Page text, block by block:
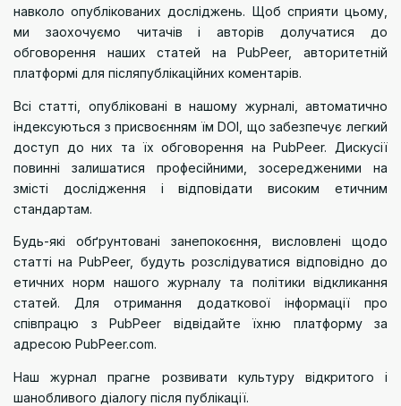
навколо опублікованих досліджень. Щоб сприяти цьому,
ми заохочуємо читачів і авторів долучатися до
обговорення наших статей на PubPeer, авторитетній
платформі для післяпублікаційних коментарів.
Всі статті, опубліковані в нашому журналі, автоматично
індексуються з присвоєнням їм DOI, що забезпечує легкий
доступ до них та їх обговорення на PubPeer. Дискусії
повинні залишатися професійними, зосередженими на
змісті дослідження і відповідати високим етичним
стандартам.
Будь-які обґрунтовані занепокоєння, висловлені щодо
статті на PubPeer, будуть розслідуватися відповідно до
етичних норм нашого журналу та політики відкликання
статей. Для отримання додаткової інформації про
співпрацю з PubPeer відвідайте їхню платформу за
адресою PubPeer.com.
Наш журнал прагне розвивати культуру відкритого і
шанобливого діалогу після публікації.